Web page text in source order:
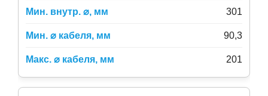
301
90,3
201